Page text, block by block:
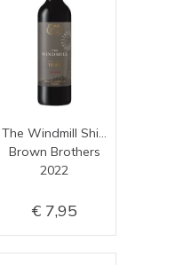
Brown Brothers
2022
7,95